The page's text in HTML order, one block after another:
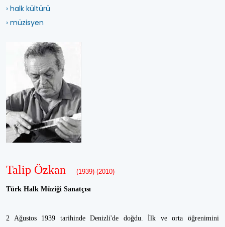
› halk kültürü
› müzisyen
Talip Özkan (1939)-(2010)
Türk Halk Müziği Sanatçısı
2 Ağustos 1939 tarihinde Denizli'de doğdu. İlk ve orta öğrenimini